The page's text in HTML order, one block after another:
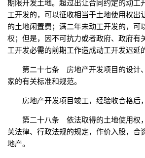
期限开发土地。超过出让合同约定的动工
工开发的，可以征收相当于土地使用权出
的土地闲置费；满二年未动工开发的，可
权；但是，因不可抗力或者政府、政府有
工开发必需的前期工作造成动工开发迟延
第二十七条 房地产开发项目的设计
家的有关标准和规范。
房地产开发项目竣工，经验收合格后
第二十八条 依法取得的土地使用权
关法律、行政法规的规定，作价入股，合
地产。